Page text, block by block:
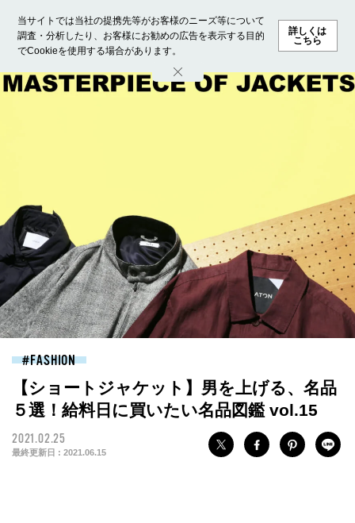
当サイトでは当社の提携先等がお客様のニーズ等について
調査・分析したり、お客様にお勧めの広告を表示する目的
でCookieを使用する場合があります。
詳しくは
こちら
ホーム モデル募集 ランキング ファッション ビューテ
FASHION
【ショートジャケット】男を上げる、名品
５選！給料日に買いたい名品図鑑 vol.15
2021.02.25
最終更新日 : 2021.06.15